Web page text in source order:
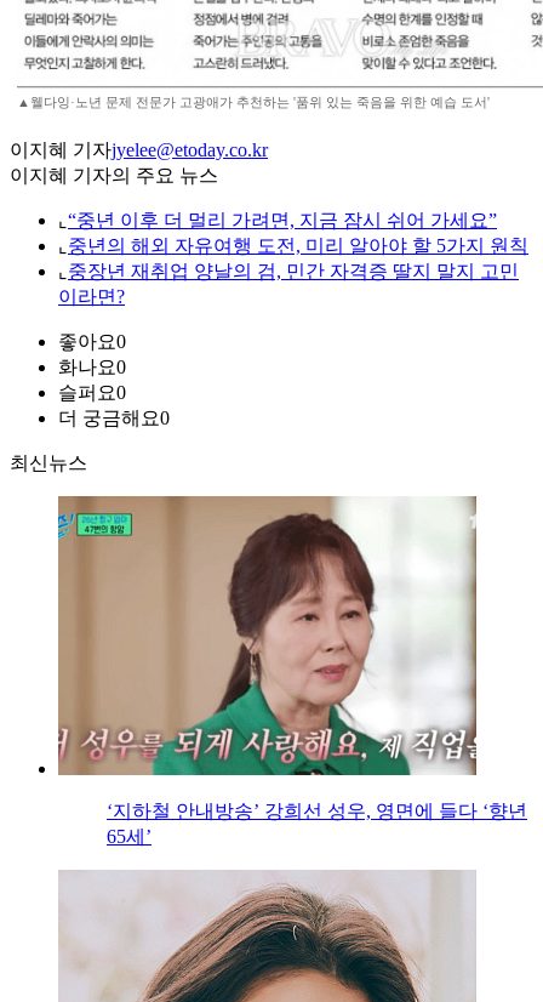
▲웰다잉·노년 문제 전문가 고광애가 추천하는 '품위 있는 죽음을 위한 예습 도서'
이지혜 기자jyelee@etoday.co.kr
이지혜 기자의 주요 뉴스
⌞ “중년 이후 더 멀리 가려면, 지금 잠시 쉬어 가세요”
⌞ 중년의 해외 자유여행 도전, 미리 알아야 할 5가지 원칙
⌞ 중장년 재취업 양날의 검, 민간 자격증 딸지 말지 고민
이라면?
좋아요0
화나요0
슬퍼요0
더 궁금해요0
최신뉴스
‘지하철 안내방송’ 강희선 성우, 영면에 들다 ‘향년
65세’